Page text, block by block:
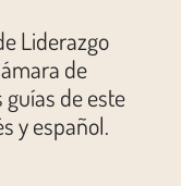
Liderazgo
de
de este
y español.